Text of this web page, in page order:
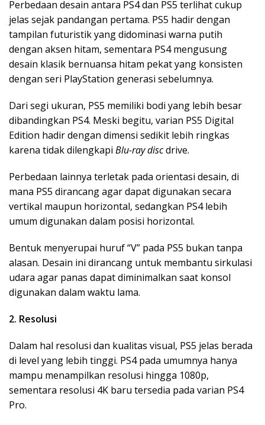
Perbedaan desain antara PS4 dan PS5 terlihat cukup
jelas sejak pandangan pertama. PS5 hadir dengan
tampilan futuristik yang didominasi warna putih
dengan aksen hitam, sementara PS4 mengusung
desain klasik bernuansa hitam pekat yang konsisten
dengan seri PlayStation generasi sebelumnya.
Dari segi ukuran, PS5 memiliki bodi yang lebih besar
dibandingkan PS4. Meski begitu, varian PS5 Digital
Edition hadir dengan dimensi sedikit lebih ringkas
karena tidak dilengkapi Blu-ray discdrive.
Perbedaan lainnya terletak pada orientasi desain, di
mana PS5 dirancang agar dapat digunakan secara
vertikal maupun horizontal, sedangkan PS4 lebih
umum digunakan dalam posisi horizontal.
Bentuk menyerupai huruf “V” pada PS5 bukan tanpa
alasan. Desain ini dirancang untuk membantu sirkulasi
udara agar panas dapat diminimalkan saat konsol
digunakan dalam waktu lama.
2. Resolusi
Dalam hal resolusi dan kualitas visual, PS5 jelas berada
di level yang lebih tinggi. PS4 pada umumnya hanya
mampu menampilkan resolusi hingga 1080p,
sementara resolusi 4K baru tersedia pada varian PS4
Pro.